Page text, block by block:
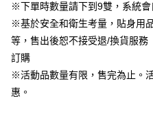
全盈+PAY
ATM付款
宅配
※下單時數量請下到9雙，系統會
※基於安全和衛生考量，貼身用
等，售出後恕不接受退/換貨服
訂購
※活動品數量有限，售完為止。
惠。